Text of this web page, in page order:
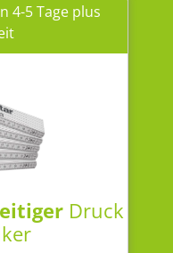
4-5 Tage plus
Druck